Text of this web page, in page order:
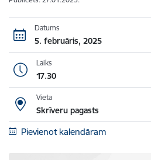
Datums
5. februāris, 2025
Laiks
17.30
Vieta
Skrīveru pagasts
Pievienot kalendāram